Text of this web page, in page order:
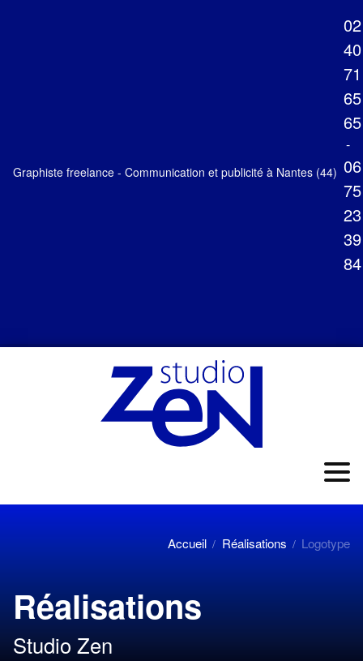
Graphiste freelance - Communication et publicité à Nantes (44)
02
40
71
65
65
-
06
75
23
39
84
Accueil / Réalisations / Logotype
Réalisations
Studio Zen